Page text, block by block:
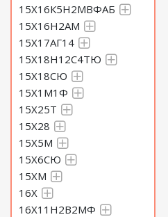
15Х16К5Н2МВФАБ
15Х16Н2АМ
15Х17АГ14
15Х18Н12С4ТЮ
15Х18СЮ
15Х1М1Ф
15Х25Т
15Х28
15Х5М
15Х6СЮ
15ХМ
16Х
16Х11Н2В2МФ